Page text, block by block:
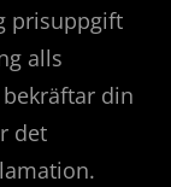
prisuppgift
alls
din
det